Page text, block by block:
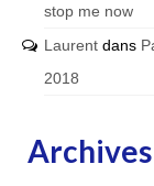
stop me now
Laurent dans
2018
Archives